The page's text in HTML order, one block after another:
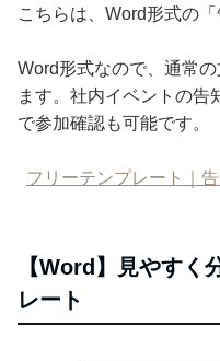
こちらは、Word形式の
Word形式なので、通常
ます。社内イベントの告
で参加確認も可能です。
フリーテンプレート｜
【Word】見やすく
レート